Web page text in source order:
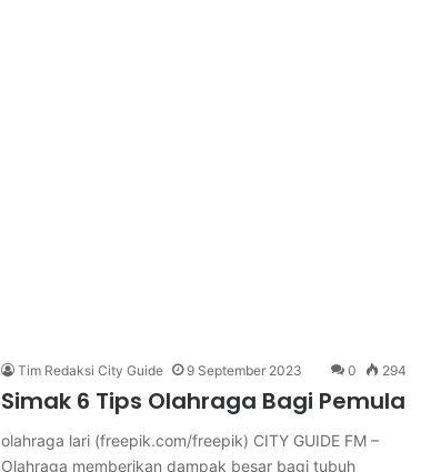
Tim Redaksi City Guide 9 September 2023 0 294
Simak 6 Tips Olahraga Bagi Pemula
olahraga lari (freepik.com/freepik) CITY GUIDE FM –
Olahraga memberikan dampak besar bagi tubuh